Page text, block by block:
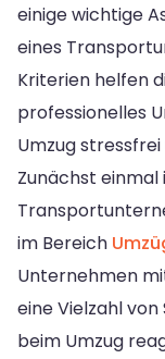
einige wichtige
eines
Kriterien helfen
professionelles
Umzug
Zunächst einmal
im Bereich
Unternehmen
eine Vielzahl
beim Umzug